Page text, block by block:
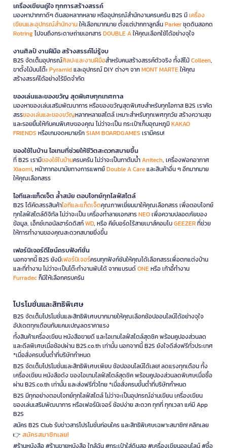
เครื่องเขียนคู่ใจ ทุกการสร้างสรรค์
มองหาปากกาดีๆ ดินสอหลากหลาย หรืออุปกรณ์สำนักงานครบครัน B2S มีเครื่อง
เขียนและอุปกรณ์สำนักงานให้เลือกมากมาย ตั้งแต่ปากกาลูกลื่นParkerชุดดินสอกด
Rotringไปจนถึงกระดาษถ่ายเอกสารDOUBLE Aให้คุณเลือกใช้ได้อย่างจุใจ
งานศิลป์ งานฝีมือ สร้างสรรค์ไม่รู้จบ
B2S จัดเต็มอุปกรณ์ศิลปะและงานฝีมือสำหรับคนสร้างสรรค์ตัวจริง ทั้งสีไม้Colleen,
ขาตั้งไม้บนโต๊ะPyramidและอุปกรณ์ DIY ต่างๆ จากMONT MARTEให้คุณ
สร้างสรรค์ได้อย่างไร้ขีดจำกัด
ของเล่นและของขวัญ สุดพิเศษทุกเทศกาล
มองหาของเล่นเสริมพัฒนาการ หรือของขวัญสุดพิเศษสำหรับทุกโอกาส B2S เราคัด
สรรของเล่นและของขวัญหลากหลายสไตล์ เหมาะสำหรับทุกเพศทุกวัย สร้างความสุข
และรอยยิ้มให้กับคนพิเศษของคุณ ไม่ว่าจะเป็น กระเป๋าเก็บอุณหภูมิKAKAO
FRIENDS หรือเกมจดหมายรักSIAM BOARDGAMES เรามีครบ!
ของใช้ในบ้าน ไอเทมที่ช่วยให้ชีวิตสะดวกสบายขึ้น
ที่ B2S เรามีของใช้ในบ้านครบครัน ไม่ว่าจะเป็นกาต้มน้ำAnitech, เครื่องฟอกอากาศ
Xiaomi, หน้ากากอนามัยทางการแพทย์Double A Careและสินค้าอื่น ๆ อีกมากมาย
ให้คุณเลือกสรร
ไอทีและแก็ดเจ็ต ล้ำสมัย ตอบโจทย์ทุกไลฟ์สไตล์
B2S ได้คัดสรรสินค้าไอทีและแก็ดเจ็ตคุณภาพเยี่ยมมาให้คุณเลือกสรร เพื่อตอบโจทย์
ทุกไลฟ์สไตล์ดิจิทัล ไม่ว่าจะเป็น เครื่องทำลายเอกสารNEOเพื่อความปลอดภัยของ
ข้อมูล, เอ็กซ์เทอนัลฮาร์ดดิสก์WD, หรือ คีย์บอร์ดไร้สายเมาส์คอมโบGEEZERที่ช่วย
ให้การทำงานของคุณสะดวกสบายยิ่งขึ้น
เฟอร์นิเจอร์ดีไซน์ครบฟังก์ชั่น
นอกจากนี้ B2S ยังมีเฟอร์นิเจอร์ครบทุกฟังก์ชันให้คุณได้เลือกสรรเพื่อตกแต่งบ้าน
และที่ทำงาน ไม่ว่าจะเป็นโต๊ะทำงานพับได้ จากแบรนด์ONEหรือ เก้าอี้ทำงาน
Furradecก็มีให้เลือกครบครัน
โปรโมชั่นและสิทธิพิเศษ
B2S จัดเต็มโปรโมชั่นและสิทธิพิเศษมากมายให้คุณเลือกช้อปออนไลน์ได้อย่างจุใจ
อัปเดตทุกเดือนกับแคมเปญลดราคาแรง
ทั้งสินค้าเครื่องเขียน หนังสือขายดี และไอเทมไลฟ์สไตล์สุดชิค พร้อมคูปองส่วนลด
และดีลพิเศษเมื่อช้อปผ่าน B2S.co.th เท่านั้น นอกจากนี้ B2S ยังใจดีส่งฟรีทั่วประเทศ
*เมื่อสั่งครบขั้นต่ำที่บริษัทกำหนด
B2S จัดเต็มโปรโมชั่นและสิทธิพิเศษเพียบ ช้อปออนไลน์ได้เลย! ลดแรงทุกเดือน ทั้ง
เครื่องเขียน หนังสือดัง ของไอเทมไลฟ์สไตล์สุดชิค พร้อมคูปองส่วนลดพิเศษเมื่อซื้อ
ผ่าน B2S.co.th เท่านั้น และส่งฟรีทั่วไทย *เมื่อสั่งครบขั้นต่ำที่บริษัทกำหนด
B2S มีทุกอย่างตอบโจทย์ทุกไลฟ์สไตล์ ไม่ว่าจะเป็นอุปกรณ์อ่านเขียน เครื่องเขียน
ของเล่นเสริมพัฒนาการ หรือเฟอร์นิเจอร์ ช้อปง่าย สะดวก ทุกที่ ทุกเวลา แค่มี App
B2S
สมัคร B2S Club รับข่าวสารโปรโมชั่นก่อนใคร และสิทธิพิเศษเฉพาะสมาชิก! คลิกเลย
👉 สมัครสมาชิกเลย!
#ร้านหนังสือ #ร้านขายหนังสือ ใกล้ฉัน #กระเป๋าใส่ดินสอ #เครื่องเขียนออนไลน์ #ซื้อ